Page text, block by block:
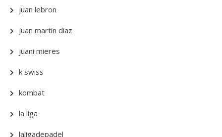
juan lebron
juan martin diaz
juani mieres
k swiss
kombat
la liga
laligadepadel